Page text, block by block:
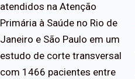
atendidos na Atenção
Primária à Saúde no Rio de
Janeiro e São Paulo em um
estudo de corte transversal
com 1466 pacientes entre